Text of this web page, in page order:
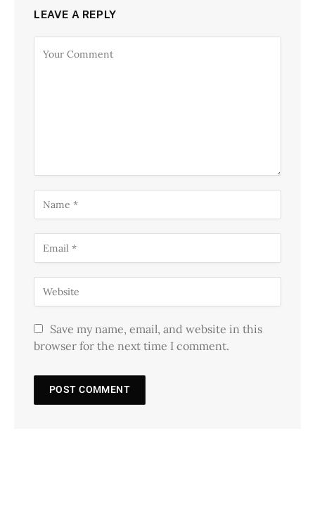
LEAVE A REPLY
Save my name, email, and website in this
browser for the next time I comment.